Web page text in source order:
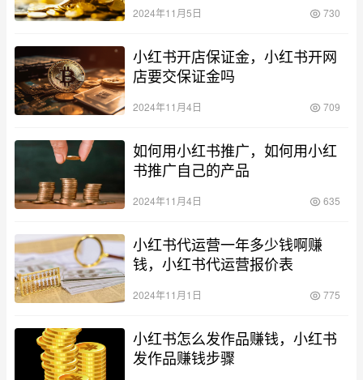
2024年11月5日 730
小红书开店保证金，小红书开网
店要交保证金吗
2024年11月4日 709
如何用小红书推广，如何用小红
书推广自己的产品
2024年11月4日 635
小红书代运营一年多少钱啊赚
钱，小红书代运营报价表
2024年11月1日 775
小红书怎么发作品赚钱，小红书
发作品赚钱步骤